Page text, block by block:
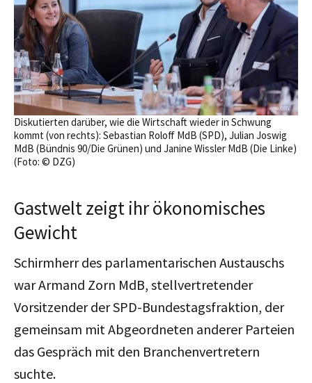
Diskutierten darüber, wie die Wirtschaft wieder in Schwung
kommt (von rechts): Sebastian Roloff MdB (SPD), Julian Joswig
MdB (Bündnis 90/Die Grünen) und Janine Wissler MdB (Die Linke)
(Foto: © DZG)
Gastwelt zeigt ihr ökonomisches
Gewicht
Schirmherr des parlamentarischen Austauschs
war Armand Zorn MdB, stellvertretender
Vorsitzender der SPD-Bundestagsfraktion, der
gemeinsam mit Abgeordneten anderer Parteien
das Gespräch mit den Branchenvertretern
suchte.